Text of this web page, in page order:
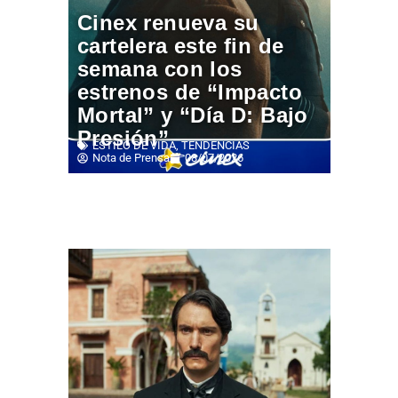
Cinex renueva su
cartelera este fin de
semana con los
estrenos de “Impacto
Mortal” y “Día D: Bajo
Presión”
ESTILO DE VIDA,TENDENCIAS
Nota de Prensa
08/07/2026